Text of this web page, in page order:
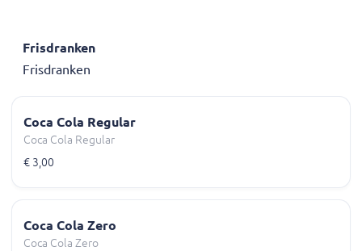
Frisdranken
Frisdranken
Coca Cola Regular
Coca Cola Regular
€ 3,00
Coca Cola Zero
Coca Cola Zero